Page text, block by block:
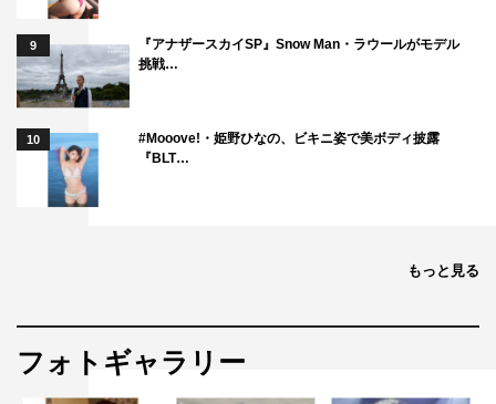
9
『アナザースカイSP』Snow Man・ラウールがモデル
挑戦…
10
#Mooove!・姫野ひなの、ビキニ姿で美ボディ披露
『BLT…
もっと見る
フォトギャラリー